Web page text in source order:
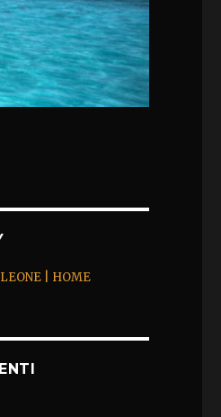
| HOME